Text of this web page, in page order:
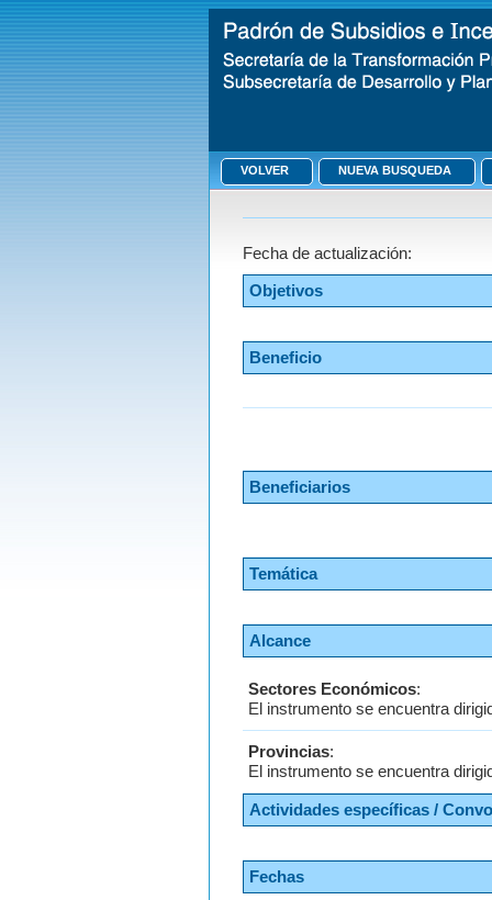
VOLVER NUEVA BUSQUEDA
Fecha de actualización:
Objetivos
Beneficio
Beneficiarios
Temática
Alcance
Sectores Económicos:
El instrumento se encuentra
Provincias:
El instrumento se encuentra
Actividades específicas /
Fechas